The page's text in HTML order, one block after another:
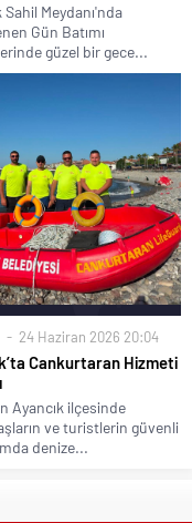
Sahil Meydanı'nda
Gün Batımı
güzel bir gece...
24 Haziran 2026 20:04
Cankurtaran Hizmeti
Ayancık ilçesinde
ve turistlerin güvenli
denize...